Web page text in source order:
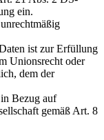
ein.
ist zur Erfüllung
Unionsrecht oder
dem der
Bezug auf
gemäß Art. 8